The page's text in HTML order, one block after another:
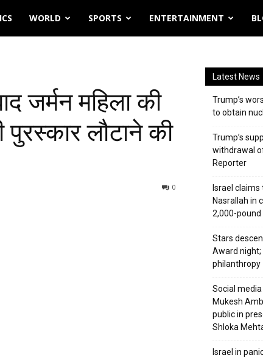
WORLD SPORTS ENTERTAINMENT
जर्मन महिला की
पुरस्कार लौटाने की
0
Latest News
Trump’s
to obtain
Trump’s
withdrawal
Reporter
Israel
Nasrallah in
2,000-pound
Stars
Award
philanthropy
Social media
Mukesh
public in
Shloka
Israel in